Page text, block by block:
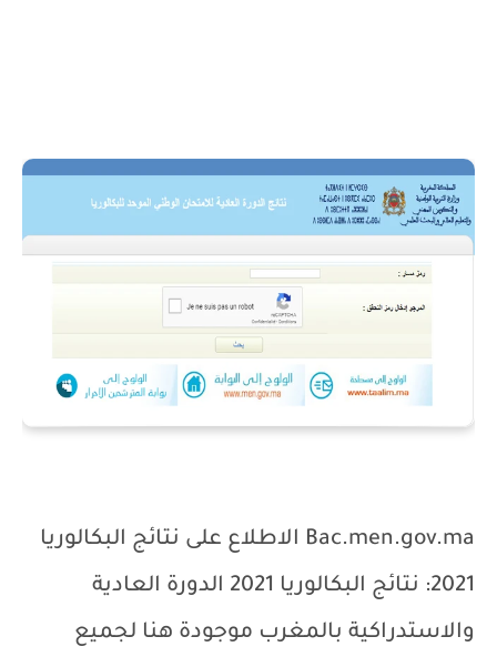
Bac.men.gov.ma الاطلاع على نتائج البكالوريا
2021: نتائج البكالوريا 2021 الدورة العادية
والاستدراكية بالمغرب موجودة هنا لجميع